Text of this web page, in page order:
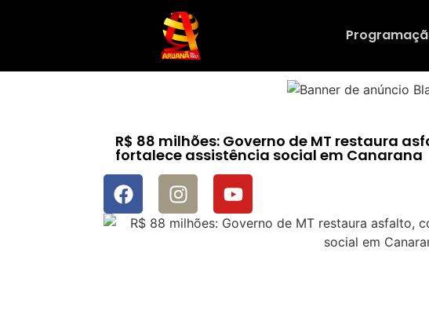
R$ 88 milhões: Governo de MT restaura
fortalece assistência social em Canarana